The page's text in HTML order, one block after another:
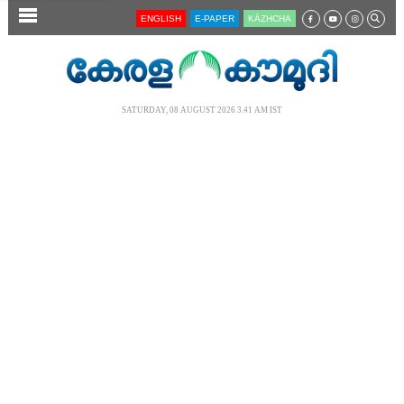
SECTIONS ENGLISH E-PAPER KĀZHCHA
SATURDAY, 08 AUGUST 2026 3.41 AM IST